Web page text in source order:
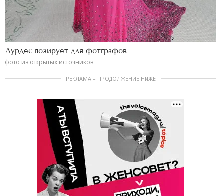
Лурдес позирует для фотграфов
фото из открытых источников
РЕКЛАМА – ПРОДОЛЖЕНИЕ НИЖЕ